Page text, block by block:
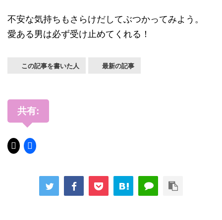
不安な気持ちもさらけだしてぶつかってみよう。
愛ある男は必ず受け止めてくれる！
この記事を書いた人 最新の記事
共有: